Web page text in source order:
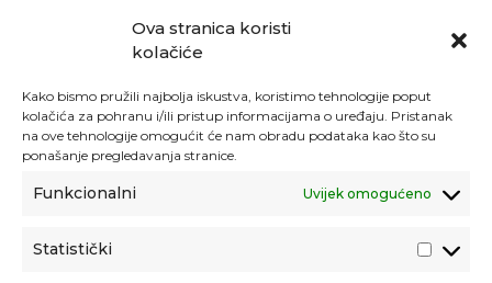
Ova stranica koristi
kolačiće
Kako bismo pružili najbolja iskustva, koristimo tehnologije poput
kolačića za pohranu i/ili pristup informacijama o uređaju. Pristanak
na ove tehnologije omogućit će nam obradu podataka kao što su
ponašanje pregledavanja stranice.
Funkcionalni Uvijek omogućeno
Statistički